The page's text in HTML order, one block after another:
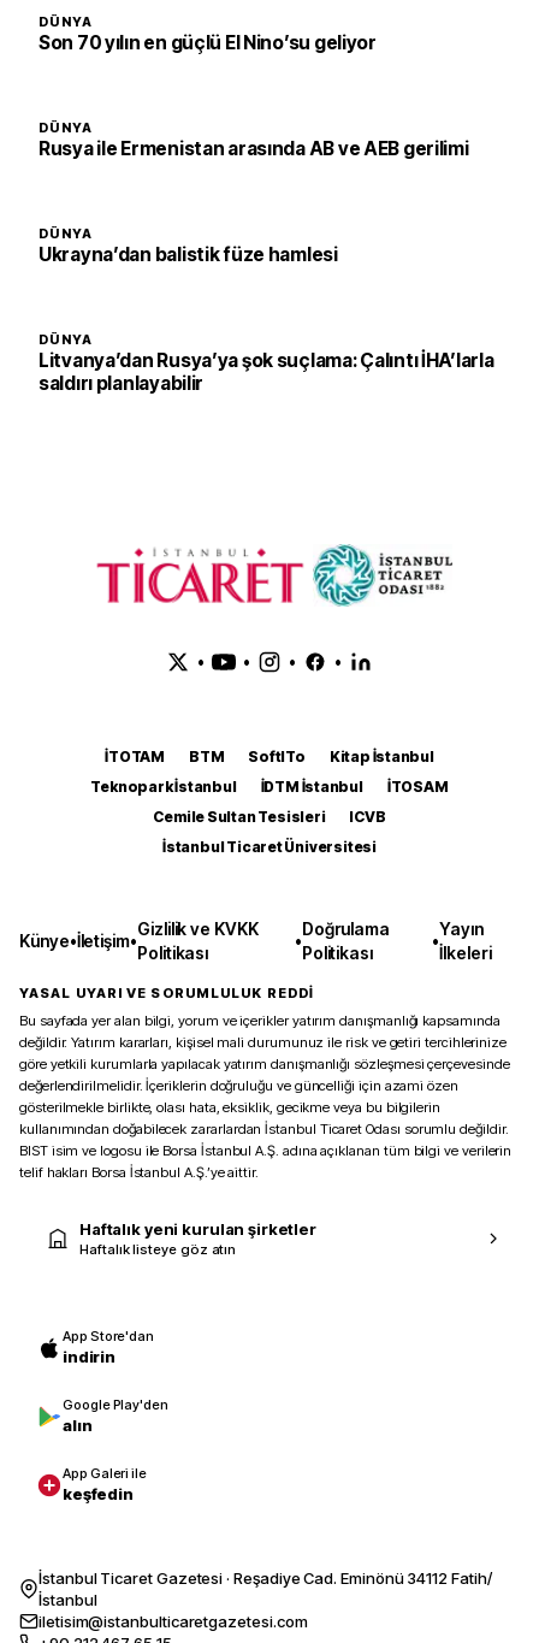
DÜNYA
Son 70 yılın en güçlü El Nino’su geliyor
DÜNYA
Rusya ile Ermenistan arasında AB ve AEB gerilimi
DÜNYA
Ukrayna’dan balistik füze hamlesi
DÜNYA
Litvanya’dan Rusya’ya şok suçlama: Çalıntı İHA’larla
saldırı planlayabilir
• • • •
İTOTAM BTM SoftITo
Kitap İstanbul
Teknopark İstanbul
İDTM İstanbul
İTOSAM
Cemile Sultan Tesisleri
ICVB
İstanbul Ticaret Üniversitesi
Künye•İletişim•
Gizlilik ve KVKK
Politikası
•
Doğrulama
Politikası
•
Yayın
İlkeleri
YASAL UYARI VE SORUMLULUK REDDİ
Bu sayfada yer alan bilgi, yorum ve içerikler yatırım danışmanlığı kapsamında
değildir. Yatırım kararları, kişisel mali durumunuz ile risk ve getiri tercihlerinize
göre yetkili kurumlarla yapılacak yatırım danışmanlığı sözleşmesi çerçevesinde
değerlendirilmelidir. İçeriklerin doğruluğu ve güncelliği için azami özen
gösterilmekle birlikte, olası hata, eksiklik, gecikme veya bu bilgilerin
kullanımından doğabilecek zararlardan İstanbul Ticaret Odası sorumlu değildir.
BIST isim ve logosu ile Borsa İstanbul A.Ş. adına açıklanan tüm bilgi ve verilerin
telif hakları Borsa İstanbul A.Ş.’ye aittir.
Haftalık yeni kurulan şirketler
Haftalık listeye göz atın
App Store'dan
indirin
Google Play'den
alın
App Galeri ile
keşfedin
İstanbul Ticaret Gazetesi · Reşadiye Cad. Eminönü 34112 Fatih/
İstanbul
iletisim@istanbulticaretgazetesi.com